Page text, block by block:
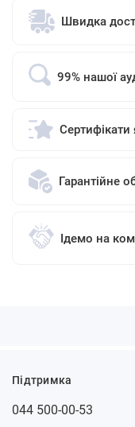
Швидка
99% нашої
Сертифікати
Гарантійне
Ідемо на
Підтримка
044 500-00-53